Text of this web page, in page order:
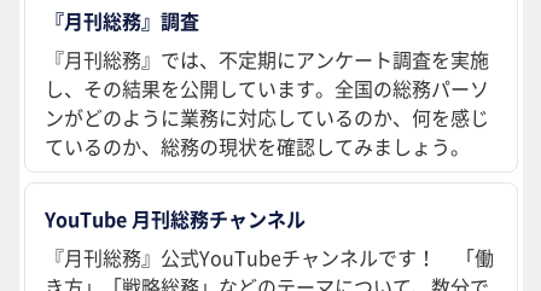
『月刊総務』調査
『月刊総務』では、不定期にアンケート調査を実施
し、その結果を公開しています。全国の総務パーソ
ンがどのように業務に対応しているのか、何を感じ
ているのか、総務の現状を確認してみましょう。
YouTube 月刊総務チャンネル
『月刊総務』公式YouTubeチャンネルです！ 「働